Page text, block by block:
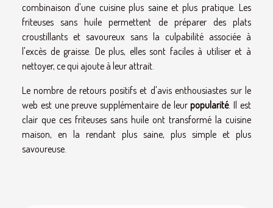
combinaison d'une cuisine plus saine et plus pratique. Les
friteuses sans huile permettent de préparer des plats
croustillants et savoureux sans la culpabilité associée à
l'excès de graisse. De plus, elles sont faciles à utiliser et à
nettoyer, ce qui ajoute à leur attrait.
Le nombre de retours positifs et d'avis enthousiastes sur le
web est une preuve supplémentaire de leurpopularité. Il est
clair que ces friteuses sans huile ont transformé la cuisine
maison, en la rendant plus saine, plus simple et plus
savoureuse.